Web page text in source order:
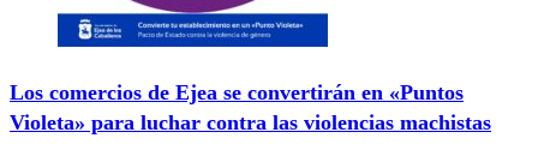
Los comercios de Ejea se convertirán en «Puntos
Violeta» para luchar contra las violencias machistas